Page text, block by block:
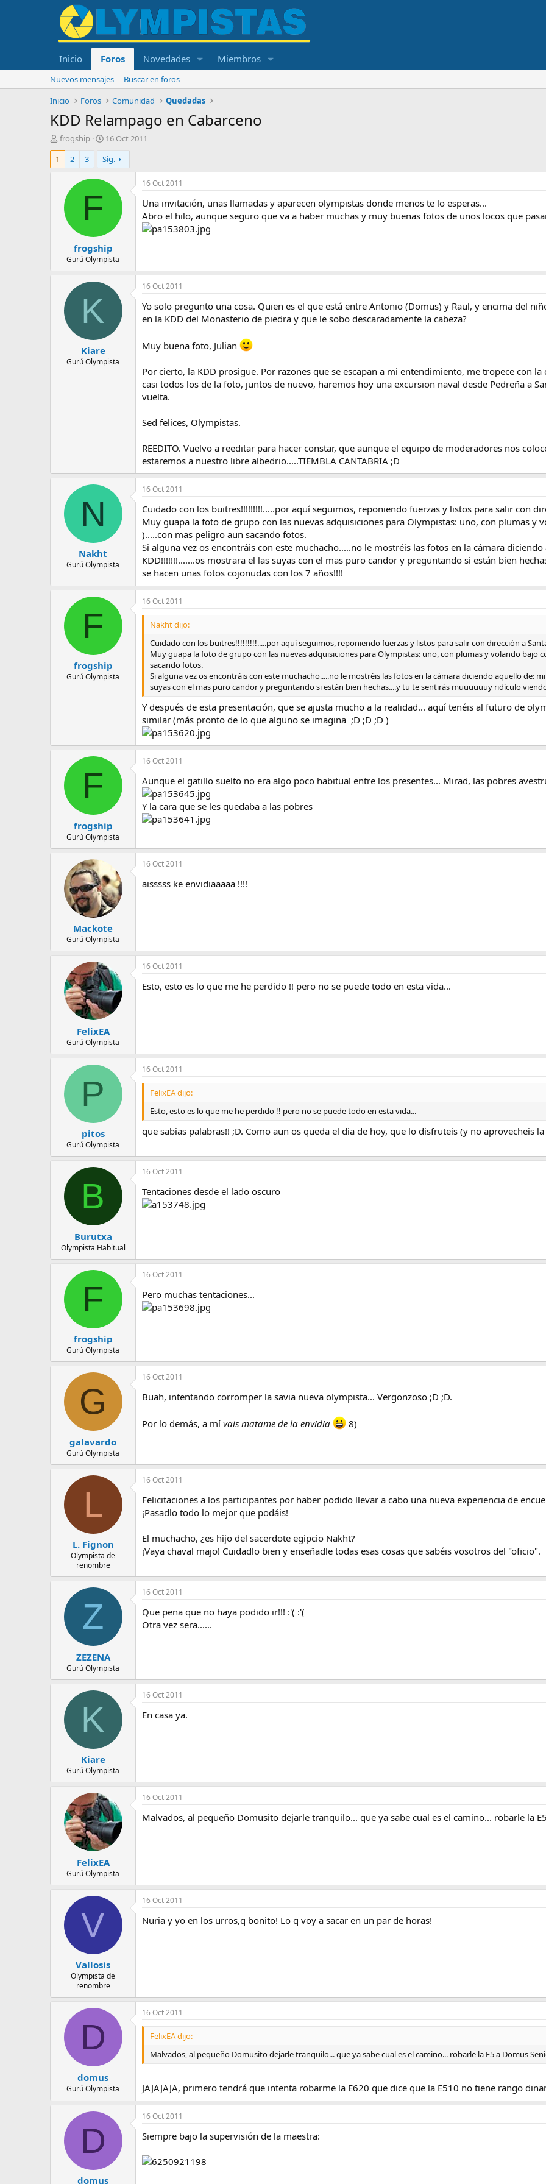
Inicio Foros Novedades Miembros
Nuevos mensajes
Buscar en foros
Inicio
Foros Comunidad Quedadas
KDD Relampago en Cabarceno
I
n
c
t
frogship
F
e
c
h
a
i
c
i
o
16 Oct 2011
1
2 3 Sig.
F
frogship
Gurú Olympista
16 Oct 2011
Una invitación, unas llamadas y aparecen olympistas donde menos te lo esperas...
Abro el hilo, aunque seguro que va a haber muchas y muy buenas fotos de unos locos que
K
Kiare
Gurú Olympista
16 Oct 2011
Yo solo pregunto una cosa. Quien es el que está entre Antonio (Domus) y Raul, y encima del
en la KDD del Monasterio de piedra y que le sobo descaradamente la cabeza?
Muy buena foto, Julian
Por cierto, la KDD prosigue. Por razones que se escapan a mi entendimiento, me tropece con
casi todos los de la foto, juntos de nuevo, haremos hoy una excursion naval desde Pedreña a
vuelta.
Sed felices, Olympistas.
REEDITO. Vuelvo a reeditar para hacer constar, que aunque el equipo de moderadores nos
estaremos a nuestro libre albedrio.....TIEMBLA CANTABRIA ;D
N
Nakht
Gurú Olympista
16 Oct 2011
Cuidado con los buitres!!!!!!!!!.....por aquí seguimos, reponiendo fuerzas y listos para salir con
Muy guapa la foto de grupo con las nuevas adquisiciones para Olympistas: uno, con plumas y
).....con mas peligro aun sacando fotos.
Si alguna vez os encontráis con este muchacho.....no le mostréis las fotos en la cámara
KDD!!!!!!!.......os mostrara el las suyas con el mas puro candor y preguntando si están bien
se hacen unas fotos cojonudas con los 7 años!!!!
F
frogship
Gurú Olympista
16 Oct 2011
Nakht dijo:
Cuidado con los buitres!!!!!!!!!.....por aquí seguimos, reponiendo fuerzas y listos para salir con dirección a
Muy guapa la foto de grupo con las nuevas adquisiciones para Olympistas: uno, con plumas y volando bajo
sacando fotos.
Si alguna vez os encontráis con este muchacho.....no le mostréis las fotos en la cámara diciendo aquello de:
suyas con el mas puro candor y preguntando si están bien hechas....y tu te sentirás muuuuuuy ridículo
Y después de esta presentación, que se ajusta mucho a la realidad... aquí tenéis al futuro de
similar (más pronto de lo que alguno se imagina ;D ;D ;D )
F
frogship
Gurú Olympista
16 Oct 2011
Aunque el gatillo suelto no era algo poco habitual entre los presentes... Mirad, las pobres
Y la cara que se les quedaba a las pobres
Mackote
Gurú Olympista
16 Oct 2011
aisssss ke envidiaaaaa !!!!
FelixEA
Gurú Olympista
16 Oct 2011
Esto, esto es lo que me he perdido !! pero no se puede todo en esta vida...
P
pitos
Gurú Olympista
16 Oct 2011
FelixEA dijo:
Esto, esto es lo que me he perdido !! pero no se puede todo en esta vida...
que sabias palabras!! ;D. Como aun os queda el dia de hoy, que lo disfruteis (y no aprovecheis
B
Burutxa
Olympista Habitual
16 Oct 2011
Tentaciones desde el lado oscuro
F
frogship
Gurú Olympista
16 Oct 2011
Pero muchas tentaciones...
G
galavardo
Gurú Olympista
16 Oct 2011
Buah, intentando corromper la savia nueva olympista... Vergonzoso ;D ;D.
Por lo demás, a mí vais matame de la envidia 8)
L
L. Fignon
Olympista de
renombre
16 Oct 2011
Felicitaciones a los participantes por haber podido llevar a cabo una nueva experiencia de
¡Pasadlo todo lo mejor que podáis!
El muchacho, ¿es hijo del sacerdote egipcio Nakht?
¡Vaya chaval majo! Cuidadlo bien y enseñadle todas esas cosas que sabéis vosotros del "oficio".
Z
ZEZENA
Gurú Olympista
16 Oct 2011
Que pena que no haya podido ir!!! :'( :'(
Otra vez sera......
K
Kiare
Gurú Olympista
16 Oct 2011
En casa ya.
FelixEA
Gurú Olympista
16 Oct 2011
Malvados, al pequeño Domusito dejarle tranquilo... que ya sabe cual es el camino... robarle la
V
Vallosis
Olympista de
renombre
16 Oct 2011
Nuria y yo en los urros,q bonito! Lo q voy a sacar en un par de horas!
D
domus
Gurú Olympista
16 Oct 2011
FelixEA dijo:
Malvados, al pequeño Domusito dejarle tranquilo... que ya sabe cual es el camino... robarle la E5 a Domus
JAJAJAJA, primero tendrá que intenta robarme la E620 que dice que la E510 no tiene rango
D
domus
16 Oct 2011
Siempre bajo la supervisión de la maestra: